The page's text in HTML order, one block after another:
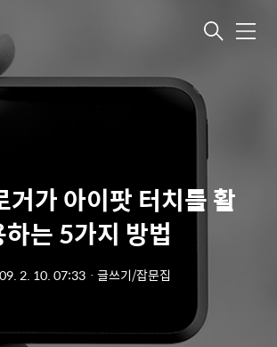
메
거가 아이팟 터치를 활
하는 5가지 방법
2. 10. 07:33ㆍ 글쓰기/잡문집